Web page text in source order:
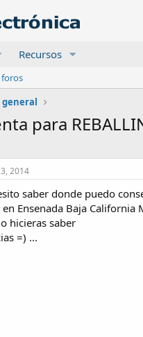
Recursos
foros
general
para
2014
saber donde puedo
Ensenada Baja
hicieras saber
=) ...